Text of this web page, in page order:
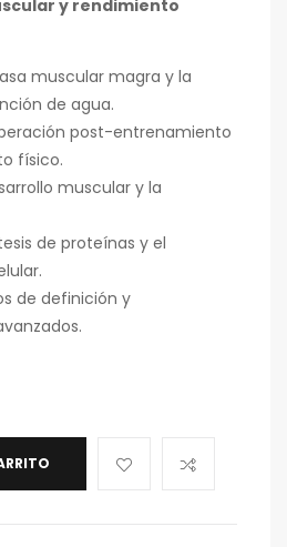
y rendimiento
muscular magra y la
de agua.
post-entrenamiento
físico.
muscular y la
de proteínas y el
de definición y